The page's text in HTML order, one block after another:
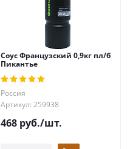
Соус Французский 0,9кг пл/б
Пикантье
Россия
Артикул: 259938
468 руб./шт.